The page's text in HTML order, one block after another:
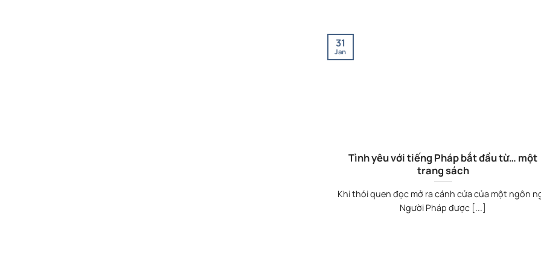
Tình yêu với tiếng Pháp bắt đầu từ… một
trang sách
Khi thói quen đọc mở ra cánh cửa của một ngôn
Người Pháp được [...]
31
Jan